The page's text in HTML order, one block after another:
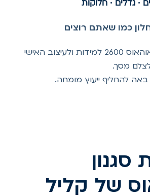
כמו שאתם רוצים
בואו להתאים את באוהאוס 2600 למידות ולעיצוב האישי
מסך.
להחליף ייעוץ מומחה.
של קליל